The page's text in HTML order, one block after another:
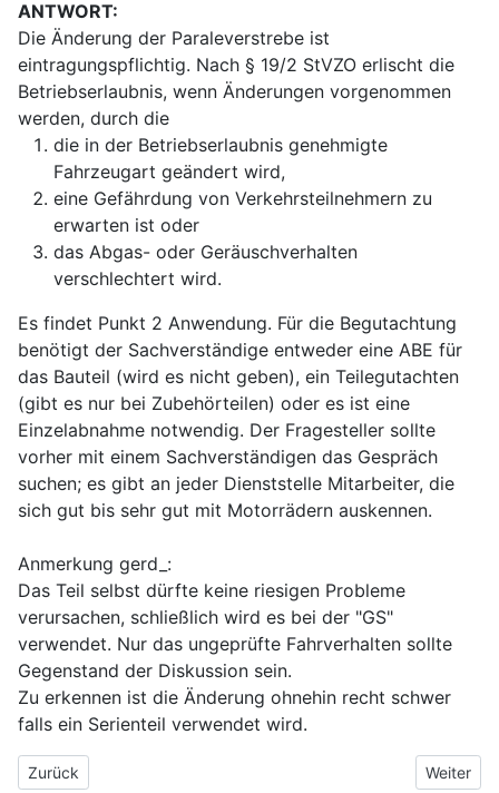
ANTWORT:
Die Änderung der Paraleverstrebe ist
eintragungspflichtig. Nach § 19/2 StVZO erlischt die
Betriebserlaubnis, wenn Änderungen vorgenommen
werden, durch die
die in der Betriebserlaubnis genehmigte
Fahrzeugart geändert wird,
eine Gefährdung von Verkehrsteilnehmern zu
erwarten ist oder
das Abgas- oder Geräuschverhalten
verschlechtert wird.
Es findet Punkt 2 Anwendung. Für die Begutachtung
benötigt der Sachverständige entweder eine ABE für
das Bauteil (wird es nicht geben), ein Teilegutachten
(gibt es nur bei Zubehörteilen) oder es ist eine
Einzelabnahme notwendig. Der Fragesteller sollte
vorher mit einem Sachverständigen das Gespräch
suchen; es gibt an jeder Dienststelle Mitarbeiter, die
sich gut bis sehr gut mit Motorrädern auskennen.
Anmerkung gerd_:
Das Teil selbst dürfte keine riesigen Probleme
verursachen, schließlich wird es bei der "GS"
verwendet. Nur das ungeprüfte Fahrverhalten sollte
Gegenstand der Diskussion sein.
Zu erkennen ist die Änderung ohnehin recht schwer
falls ein Serienteil verwendet wird.
Vorheriger Beitrag: Geräuschemmission oder Lärmmessung
Zurück Nächster
Weiter